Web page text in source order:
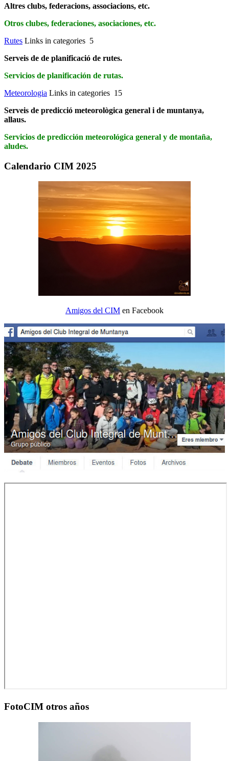
Altres clubs, federacions, associacions, etc.
Otros clubes, federaciones, asociaciones, etc.
Rutes Links in categories 5
Serveis de de planificació de rutes.
Servicios de planificación de rutas.
Meteorologia Links in categories 15
Serveis de predicció meteorològica general i de muntanya,
allaus.
Servicios de predicción meteorológica general y de montaña,
aludes.
Calendario CIM 2025
Amigos del CIM en Facebook
FotoCIM otros años